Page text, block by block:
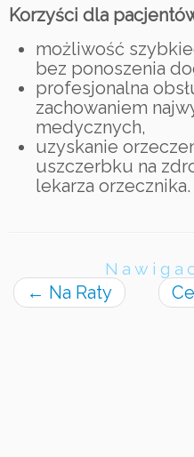
Korzyści dla
możliwość
bez ponoszenia
profesjonalna
zachowaniem
medycznych,
uzyskanie
uszczerbku na
lekarza orzecznika.
← Na Raty